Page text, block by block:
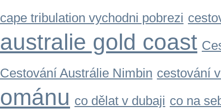
cape tribulation vychodni pobrezi
australie gold coast
Cestování Austrálie Nimbin cestování
ománu co dělat v dubaji co na